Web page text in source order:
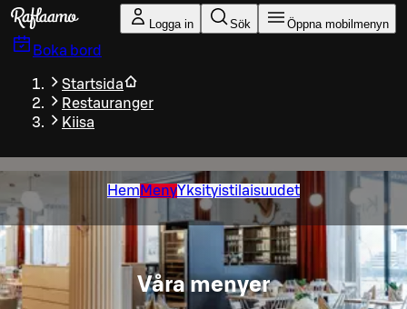
Gå till huvudinnehållet
Logga in Sök Öppna mobilmenyn
Boka bord
Startsida
Restauranger
Kiisa
Hem MenyYksityistilaisuudet
Våra menyer